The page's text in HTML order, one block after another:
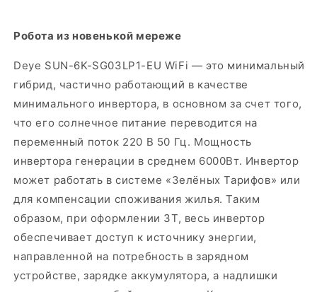
Робота из новенькой мереже
Deye SUN-6K-SG03LP1-EU WiFi — это минимальный
гибрид, частично работающий в качестве
минимального инвертора, в основном за счет того,
что его солнечное питание переводится на
переменный поток 220 В 50 Гц. Мощность
инвертора генерации в среднем 6000Вт. Инвертор
может работать в системе «Зелёных Тарифов» или
для компенсации споживания жилья. Таким
образом, при оформлении ЗТ, весь инвертор
обеспечивает доступ к источнику энергии,
направленной на потребность в зарядном
устройстве, зарядке аккумулятора, а надлишки